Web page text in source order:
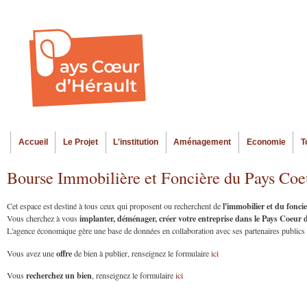
Menu principal
Accueil Le Projet L'institution Aménagement Economie
Bourse Immobilière et Foncière du Pays
Cet espace est destiné à tous ceux qui proposent ou recherchent del'immobilier et du
Vous cherchez à vous implanter, déménager, créer votre entreprise dans le Pays
L'agence économique gère une base de données en collaboration avec ses partenaires
Vous avez uneoffrede bien à publier, renseignez le formulaireici
Vous recherchez un bien, renseignez le formulaireici